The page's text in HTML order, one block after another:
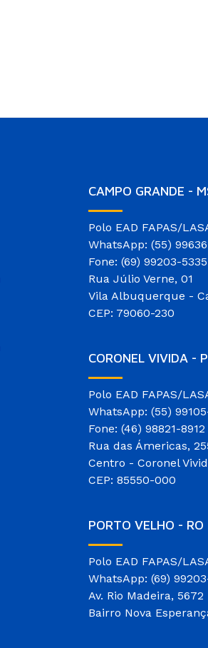
CAMPO GRANDE -
Polo EAD FAPAS/
WhatsApp: (55)
Fone: (69) 99203-5335
Rua Júlio Verne, 01
Vila Albuquerque -
CEP: 79060-230
CORONEL VIVIDA -
Polo EAD FAPAS/
WhatsApp: (55)
Fone: (46) 98821-8912
Rua das Ámericas,
Centro - Coronel
CEP: 85550-000
PORTO VELHO - RO
Polo EAD FAPAS/
WhatsApp: (69)
Av. Rio Madeira, 5672
Bairro Nova